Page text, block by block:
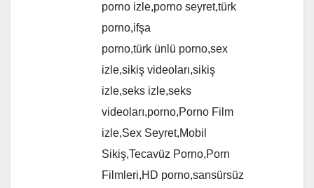
porno izle,porno seyret,türk
porno,ifşa
porno,türk ünlü porno,sex
izle,sikiş videoları,sikiş
izle,seks izle,seks
videoları,porno,Porno Film
izle,Sex Seyret,Mobil
Sikiş,Tecavüz Porno,Porn
Filmleri,HD porno,sansürsüz